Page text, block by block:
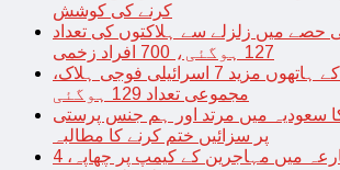
کرنے کی کوشش
حصے میں زلزلے سے ہلاکتوں کی تعداد
127 ہوگئی، 700 افراد زخمی
غزہ؛ حماس کے ہاتھوں مزید 7 اسرائیلی فوجی ہلاک،
مجموعی تعداد 129 ہوگئی
سعودیہ میں مرتد اور ہم جنس پرستی
پر سزائیں ختم کرنے کا مطالبہ
اسرائیل کا فارعہ میں مہاجرین کے کیمپ پر چھاپہ، 4